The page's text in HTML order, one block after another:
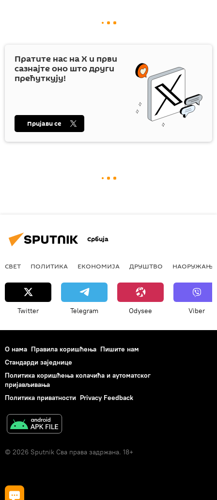
Пратите нас наX и први
сазнајте оно што други
прећуткују!
Пријави се
Србија
СВЕТ ПОЛИТИКА ЕКОНОМИЈА ДРУШТВО НАОРУЖАЊЕ
Twitter Telegram Odysee Viber
О нама Правила коришћења Пишите нам
Стандарди заједнице
Политика коришћења колачића и аутоматског
пријављивања
Политика приватности Privacy Feedback
© 2026 Sputnik Сва права задржана. 18+